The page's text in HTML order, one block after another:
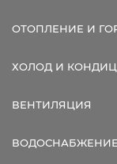
ОТОПЛЕНИЕ И
ХОЛОД И
ВЕНТИЛЯЦИЯ